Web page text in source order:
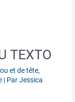
TEXTO
et de tête,
| ParJessica